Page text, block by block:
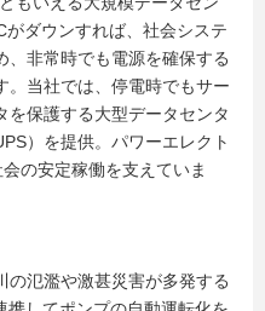
ダウンすれば、社会システ
、非常時でも電源を確保する
。当社では、停電時でもサー
を保護する大型データセンタ
）を提供。パワーエレクト
の安定稼働を支えていま
の氾濫や激甚災害が多発する